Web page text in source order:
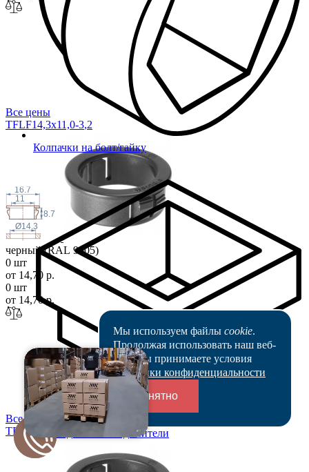
Колпачки на болт/гайку
Переходники и соединители
Все цены
TFLF14,3x11,0-3,2
8.7
Ø14.3
11
16.7
черный (RAL 9005)
0 шт
от 14,70 р.
0 шт
от 14,70 р.
Все цены
TFLF12,7x8,0-3
Мы используем файлы cookie.
Продолжая использовать наш веб-
сайт, вы принимаете условия
Политики конфиденциальности
Понятно